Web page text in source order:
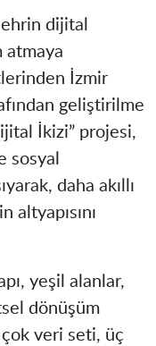
dijital
atmaya
İzmir
geliştirilme
İkizi” projesi,
sosyal
daha akıllı
yeşil alanlar,
dönüşüm
veri seti, üç